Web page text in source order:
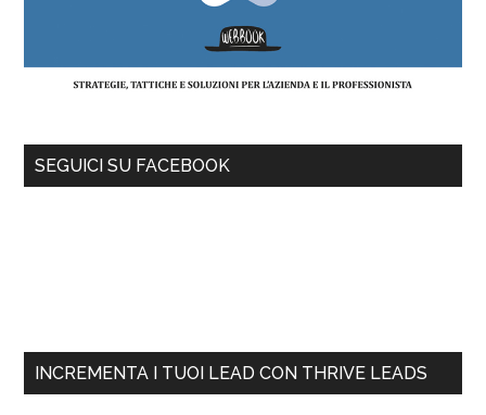
SEGUICI SU FACEBOOK
INCREMENTA I TUOI LEAD CON THRIVE LEADS